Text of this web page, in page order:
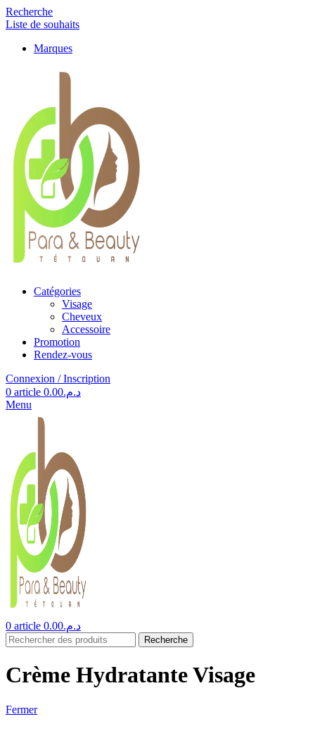
Recherche
Liste de souhaits
Marques
Catégories
Visage
Cheveux
Accessoire
Promotion
Rendez-vous
Connexion / Inscription
0 article د.م.0.00
Menu
0 article د.م.0.00
Recherche
Crème Hydratante Visage
Fermer